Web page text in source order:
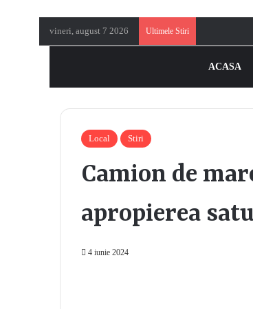
vineri, august 7 2026 Ultimele Stiri
ACASA
Local Stiri
Camion de
apropierea
4 iunie 2024